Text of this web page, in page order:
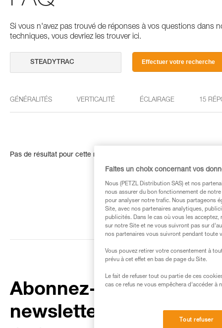
Si vous n'avez pas trouvé de réponses à vos questions dans
techniques, vous devriez les trouver ici.
Effectuer votre recherche
GÉNÉRALITÉS VERTICALITÉ ÉCLAIRAGE 15
Pas de résultat pour cette recherche
Abonnez-vous à la
newsletter
Faites un choix concernant vos
Nous (PETZL Distribution SAS) et nos
nous assurer du bon fonctionnement de
pour analyser notre trafic. Nous partageons
Site, avec nos partenaires analytiques,
publicités. Dans le cas où vous les
sur notre Site et ne vous suivront pas sur
nos partenaires vous suivront pendant toute
Vous pouvez retirer votre consentement à
prévu à cet effet en bas de page du Site.
Le fait de refuser tout ou partie de ces
cas ce refus ne vous empêchera d’accéder à
Tout refuser